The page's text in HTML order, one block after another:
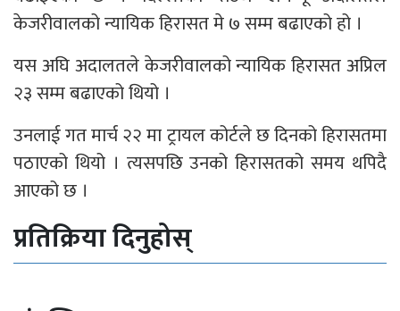
केजरीवालको न्यायिक हिरासत मे ७ सम्म बढाएको हो ।
यस अघि अदालतले केजरीवालको न्यायिक हिरासत अप्रिल
२३ सम्म बढाएको थियो ।
उनलाई गत मार्च २२ मा ट्रायल कोर्टले छ दिनको हिरासतमा
पठाएको थियो । त्यसपछि उनको हिरासतको समय थपिदै
आएको छ ।
प्रतिक्रिया दिनुहोस्